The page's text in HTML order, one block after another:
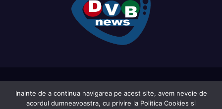
Inainte de a continua navigarea pe acest site, avem nevoie de
acordul dumneavoastra, cu privire la Politica Cookies si